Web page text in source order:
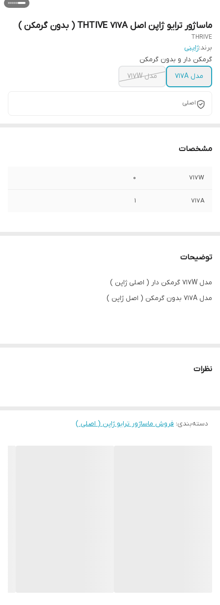
ماساژور ترایو ژاپن اصل THTIVE 717A ( بدون گرمکن )
THRIVE
برند:ژاپنی
گرمکن دار و بدون گرمکن
مدل ۷۱۷A
مدل 717W
اصلی
مشخصات
717W
0
717A
1
توضیحات
مدل 717W گرمکن دار ( اصلی ژاپن )
مدل 717A بدون گرمکن ( اصل ژاپن )
نظرات
دسته‌بندی: فروش ماساژور ترایو ژاپن ( اصلی )